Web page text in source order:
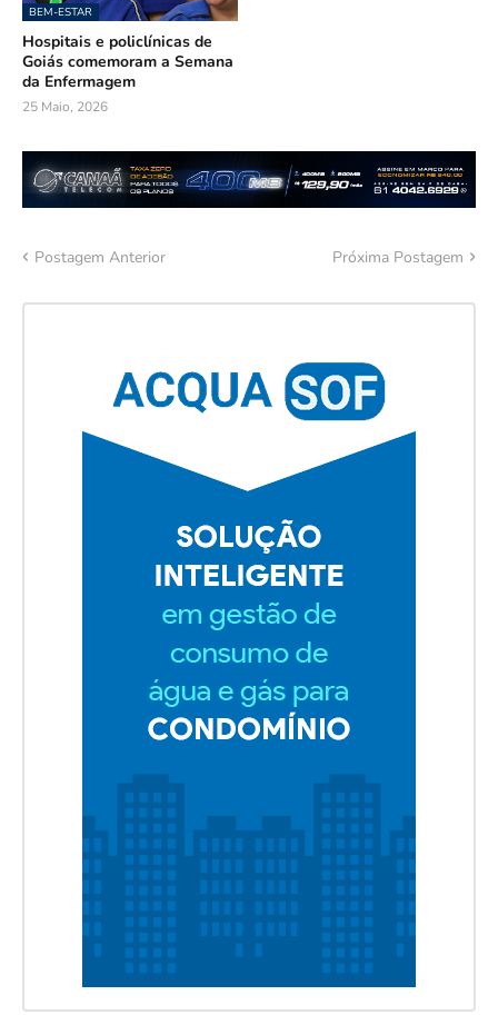
BEM-ESTAR
Hospitais e policlínicas de
Goiás comemoram a Semana
da Enfermagem
25 Maio, 2026
Postagem Anterior Próxima Postagem